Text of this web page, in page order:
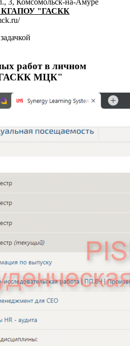
КГАПОУ "ГАСКК
работ в личном
МЦК"